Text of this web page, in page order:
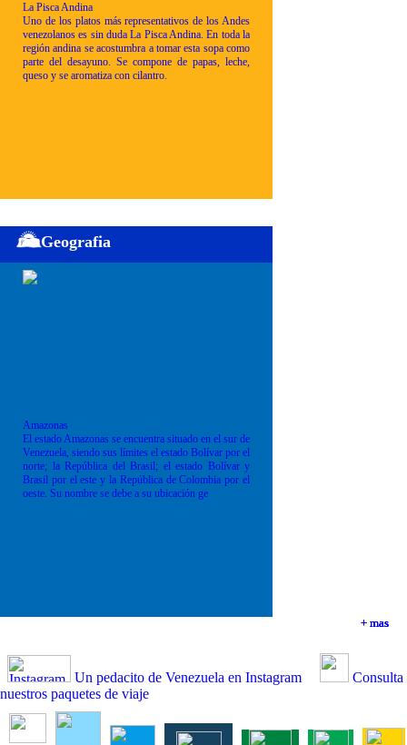
+ mas
+ mas
La Pisca Andina
Uno de los platos más representativos de los Andes
venezolanos es sin duda La Pisca Andina. En toda la
región andina se acostumbra a tomar esta sopa como
parte del desayuno. Se compone de papas, leche,
queso y se aromatiza con cilantro.
+ mas
Geografia
Amazonas
El estado Amazonas se encuentra situado en el sur de
Venezuela, siendo sus límites el estado Bolívar por el
norte; la República del Brasil; el estado Bolívar y
Brasil por el este y la República de Colombia por el
oeste. Su nombre se debe a su ubicación ge
+ mas
Un pedacito de Venezuela en Instagram
Consulta
nuestros paquetes de viaje